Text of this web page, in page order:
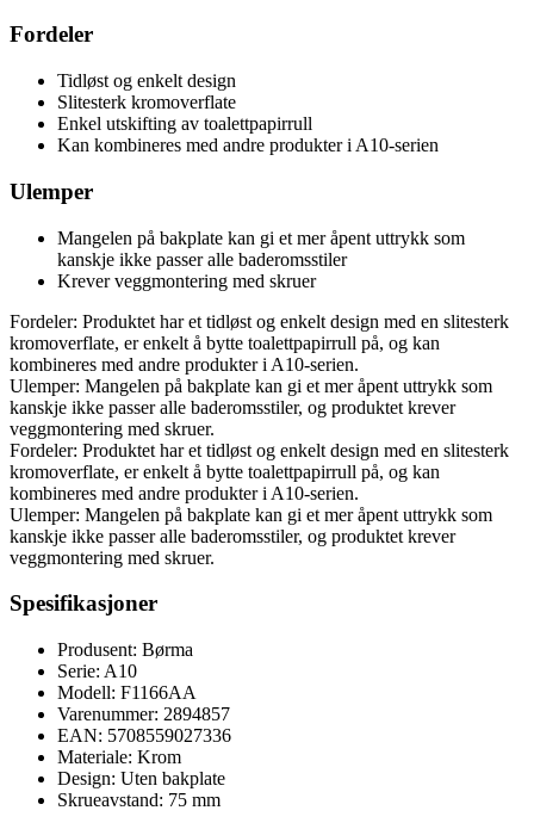
Fordeler
Tidløst og enkelt design
Slitesterk kromoverflate
Enkel utskifting av toalettpapirrull
Kan kombineres med andre produkter i A10-serien
Ulemper
Mangelen på bakplate kan gi et mer åpent uttrykk som
kanskje ikke passer alle baderomsstiler
Krever veggmontering med skruer
Fordeler: Produktet har et tidløst og enkelt design med en slitesterk
kromoverflate, er enkelt å bytte toalettpapirrull på, og kan
kombineres med andre produkter i A10-serien.
Ulemper: Mangelen på bakplate kan gi et mer åpent uttrykk som
kanskje ikke passer alle baderomsstiler, og produktet krever
veggmontering med skruer.
Fordeler: Produktet har et tidløst og enkelt design med en slitesterk
kromoverflate, er enkelt å bytte toalettpapirrull på, og kan
kombineres med andre produkter i A10-serien.
Ulemper: Mangelen på bakplate kan gi et mer åpent uttrykk som
kanskje ikke passer alle baderomsstiler, og produktet krever
veggmontering med skruer.
Spesifikasjoner
Produsent: Børma
Serie: A10
Modell: F1166AA
Varenummer: 2894857
EAN: 5708559027336
Materiale: Krom
Design: Uten bakplate
Skrueavstand: 75 mm